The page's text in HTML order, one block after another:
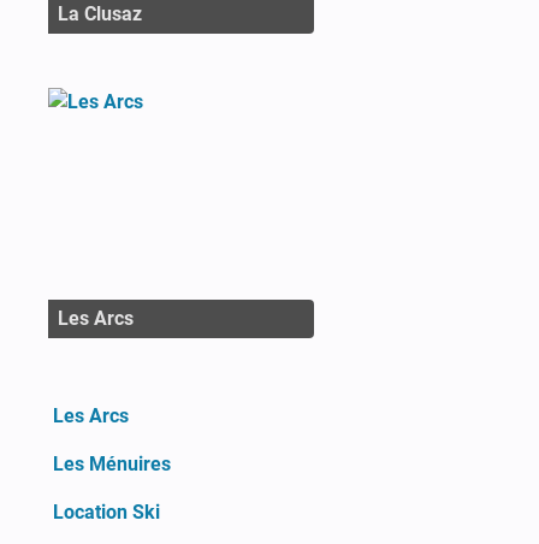
La Clusaz
Les Arcs
Les Arcs
Les Ménuires
Location Ski